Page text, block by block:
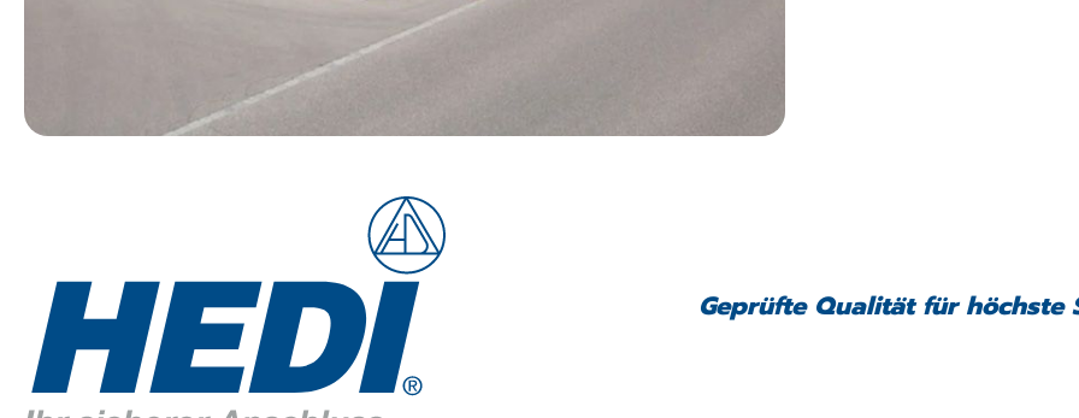
Geprüfte Qualität für höchste